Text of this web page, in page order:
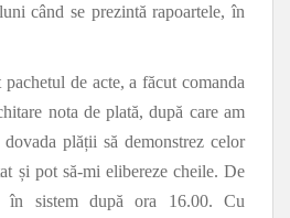
când se prezintă rapoartele, în
de acte, a făcut comanda
nota de plată, după care am
plății să demonstrez celor
și pot să-mi elibereze cheile. De
în sistem după ora 16.00. Cu